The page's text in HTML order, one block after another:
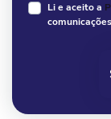
Li e aceito a